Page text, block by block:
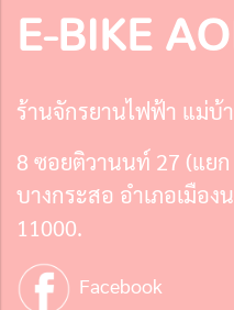
E-BIKE AOI
ร้านจักรยานไฟฟ้า แม่
8 ซอยติวานนท์ 27 (แย
บางกระสอ อำเภอเมือ
11000.
Facebook